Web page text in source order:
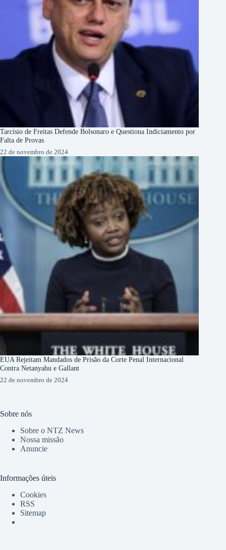
Tarcísio de Freitas Defende Bolsonaro e Questiona Indiciamento por
Falta de Provas
22 de novembro de 2024
EUA Rejeitam Mandados de Prisão da Corte Penal Internacional
Contra Netanyahu e Gallant
22 de novembro de 2024
Sobre nós
Sobre o NTZ News
Nossa missão
Anuncie
Informações úteis
Cookies
RSS
Sitemap